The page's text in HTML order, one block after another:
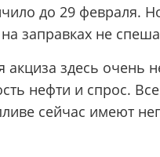
до 29 февраля.
на заправках не
здесь очень
нефти и спрос.
сейчас имеют